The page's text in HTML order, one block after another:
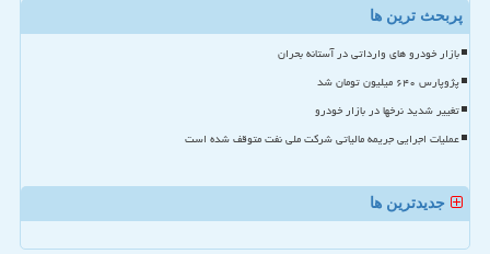
پربحث ترین ها
بازار خودرو های وارداتی در آستانه بحران
پژوپارس ۶۴۰ میلیون تومان شد
تغییر شدید نرخها در بازار خودرو
عملیات اجرایی جریمه مالیاتی شرکت ملی نفت متوقف شده است
جدیدترین ها